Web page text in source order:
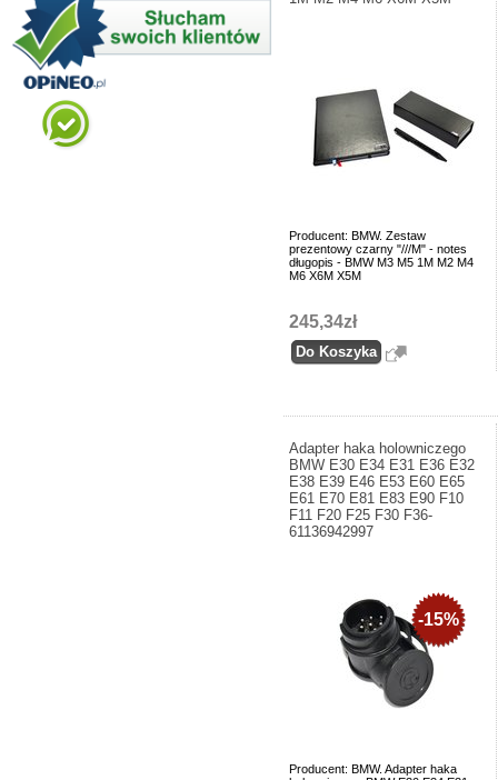
Producent: BMW. Zestaw
prezentowy czarny "///M" - notes
długopis - BMW M3 M5 1M M2 M4
M6 X6M X5M
245,34zł
Adapter haka holowniczego
BMW E30 E34 E31 E36 E32
E38 E39 E46 E53 E60 E65
E61 E70 E81 E83 E90 F10
F11 F20 F25 F30 F36-
61136942997
Producent: BMW. Adapter haka
-15%